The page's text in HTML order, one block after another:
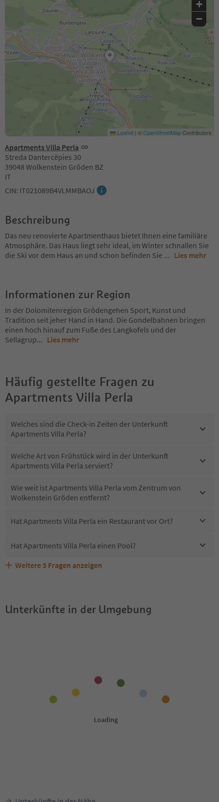
Apartments Villa Perla
Streda Dantercëpies 30
39048 Wolkenstein Gröden BZ
IT
CIN: IT021089B4VLMMBAOJ
+
−
Leaflet | ©OpenStreetMapContributors
Beschreibung
Das neu renovierte Apartmenthaus bietet Ihnen eine familiäre
Atmosphäre. Das Haus liegt sehr ideal, im Winter schnallen Sie
die Ski vor dem Haus an und schon befinden Sie ... Lies mehr
Informationen zur Region
In der Dolomitenregion Grödengehen Sport, Kunst und
Tradition seit jeher Hand in Hand. Die Gondelbahnen bringen
einen hoch hinauf zum Fuße des Langkofels und der
Sellagrup... Lies mehr
Häufig gestellte Fragen zu
Apartments Villa Perla
Welches sind die Check-in Zeiten der Unterkunft
Apartments Villa Perla?
Welche Art von Frühstück wird in der Unterkunft
Apartments Villa Perla serviert?
Wie weit ist Apartments Villa Perla vom Zentrum von
Wolkenstein Gröden entfernt?
Hat Apartments Villa Perla ein Restaurant vor Ort?
Hat Apartments Villa Perla einen Pool?
Sind Haustiere in der Unterkunft Apartments Villa Perla
Welche Services bietet Apartments Villa Perla?
Erhalten die Gäste von Apartments Villa Perla einen
Weitere 3 Fragen anzeigen
Unterkünfte in der Umgebung